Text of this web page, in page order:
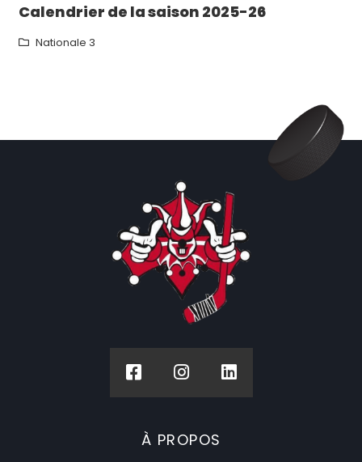
Calendrier de la saison 2025-26
Nationale 3
À PROPOS